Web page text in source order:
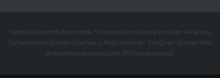
Todos los Derechos Reservados. Si nos copias, enlázanos, por favor. Avísanos y
Compartiremos Enlaces. Diseñado y Programado por Tico (Javier Gonzalo Micó,
director@vuestrobasket.com, @TKvuestrobasket).
Pinterest